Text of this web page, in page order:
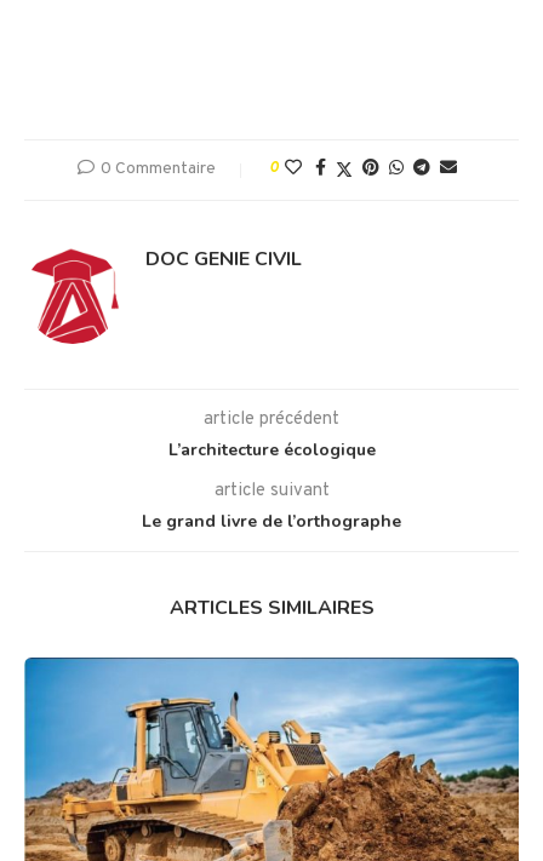
0 Commentaire 0
DOC GENIE CIVIL
article précédent
L’architecture écologique
article suivant
Le grand livre de l’orthographe
ARTICLES SIMILAIRES